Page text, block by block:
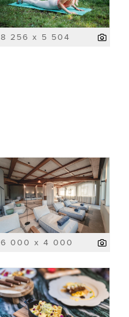
8 256 x 5 504
6 000 x 4 000